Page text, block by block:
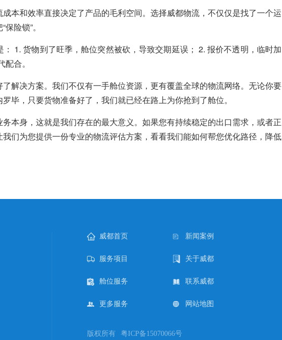
本和效率直接决定了产品的毛利空间。选择威都物流，不仅仅是找了一个运
险锁”。
1. 货物到了旺季，舱位突然被砍，导致交期延误； 2. 报价不透明，临时加
合。
解决方案。我们不仅有一手舱位资源，更有覆盖全球的物流网络。无论你要
毕，只要货物准备好了，我们就已经在路上为你抢到了舱位。
本身，这就是我们存在的最大意义。如果您有持续稳定的出口需求，或者正
们为您提供一份专业的物流评估方案，看看我们能如何帮您优化路径，降低
威都首页 新闻案例
服务项目 关于威都
舱位服务 联系威都
更多服务 网站地图
版权所有 粤ICP备15070066号